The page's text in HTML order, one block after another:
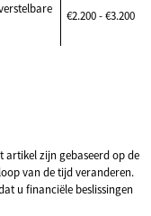
€2.200 - €3.200
artikel zijn gebaseerd op de
van de tijd veranderen.
u financiële beslissingen